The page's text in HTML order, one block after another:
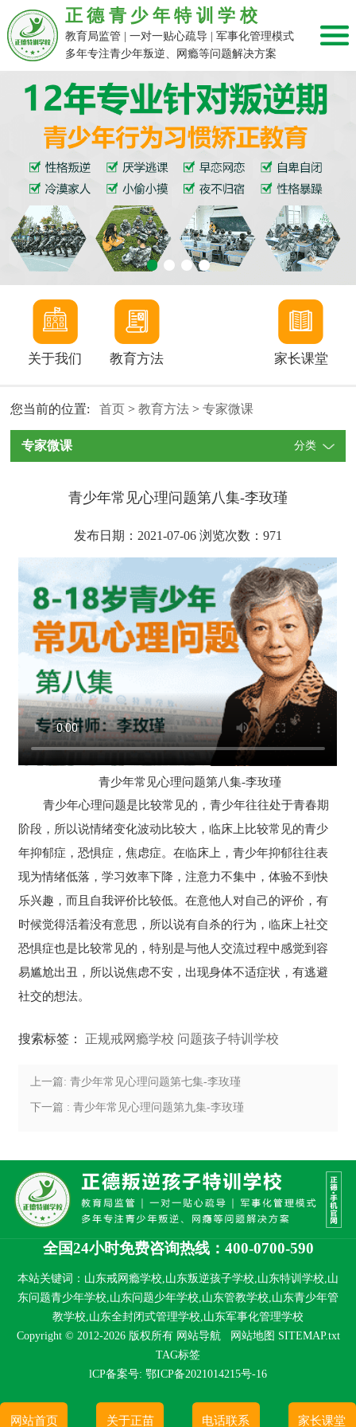
正德青少年特训学校
教育局监管 | 一对一贴心疏导 | 军事化管理模式
多年专注青少年叛逆、网瘾等问题解决方案
关于我们 教育方法 家长课堂
您当前的位置:首页 >教育方法 >专家微课
专家微课 分类
青少年常见心理问题第八集-李玫瑾
发布日期：2021-07-06 浏览次数： 971
青少年常见心理问题第八集-李玫瑾
青少年心理问题是比较常见的，青少年往往处于青春期
阶段，所以说情绪变化波动比较大，临床上比较常见的青少
年抑郁症，恐惧症，焦虑症。在临床上，青少年抑郁往往表
现为情绪低落，学习效率下降，注意力不集中，体验不到快
乐兴趣，而且自我评价比较低。在意他人对自己的评价，有
时候觉得活着没有意思，所以说有自杀的行为，临床上社交
恐惧症也是比较常见的，特别是与他人交流过程中感觉到容
易尴尬出丑，所以说焦虑不安，出现身体不适症状，有逃避
社交的想法。
搜索标签： 正规戒网瘾学校 问题孩子特训学校
上一篇: 青少年常见心理问题第七集-李玫瑾
下一篇 : 青少年常见心理问题第九集-李玫瑾
全国24小时免费咨询热线：400-0700-590
本站关键词：山东戒网瘾学校,山东叛逆孩子学校,山东特训学校,山
东问题青少年学校,山东问题少年学校,山东管教学校,山东青少年管
教学校,山东全封闭式管理学校,山东军事化管理学校
Copyright © 2012-2026 版权所有 网站导航 网站地图 SITEMAP.txt
TAG标签
lCP备案号: 鄂ICP备2021014215号-16
网站首页 关于正苗 电话联系 家长课堂